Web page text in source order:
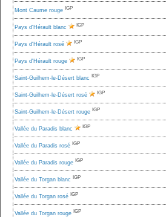
Mont Caume rouge IGP
Pays d'Hérault blanc IGP
Pays d'Hérault rosé IGP
Pays d'Hérault rouge IGP
Saint-Guilhem-le-Désert blanc IGP
Saint-Guilhem-le-Désert rosé IGP
Saint-Guilhem-le-Désert rouge IGP
Vallée du Paradis blanc IGP
Vallée du Paradis rosé IGP
Vallée du Paradis rouge IGP
Vallée du Torgan blanc IGP
Vallée du Torgan rosé IGP
Vallée du Torgan rouge IGP